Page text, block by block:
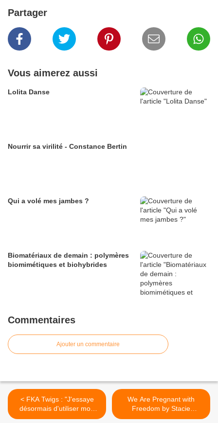
Partager
Vous aimerez aussi
Lolita Danse
Nourrir sa virilité - Constance Bertin
Qui a volé mes jambes ?
Biomatériaux de demain : polymères
biomimétiques et biohybrides
Commentaires
Ajouter un commentaire
< FKA Twigs : "J'essaye
désormais d'utiliser mon
corps
We Are Pregnant with
Freedom by Stacie
McCormick >